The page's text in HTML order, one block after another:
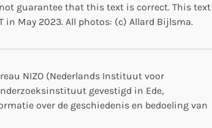
guarantee that this text is correct. This text
in May 2023. All photos: (c) Allard Bijlsma.
NIZO (Nederlands Instituut voor
gevestigd in Ede,
over de geschiedenis en bedoeling van